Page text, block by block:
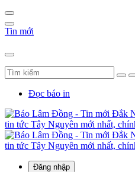
Tin mới
Đọc báo in
Đăng nhập